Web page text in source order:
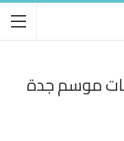
موسم جدة